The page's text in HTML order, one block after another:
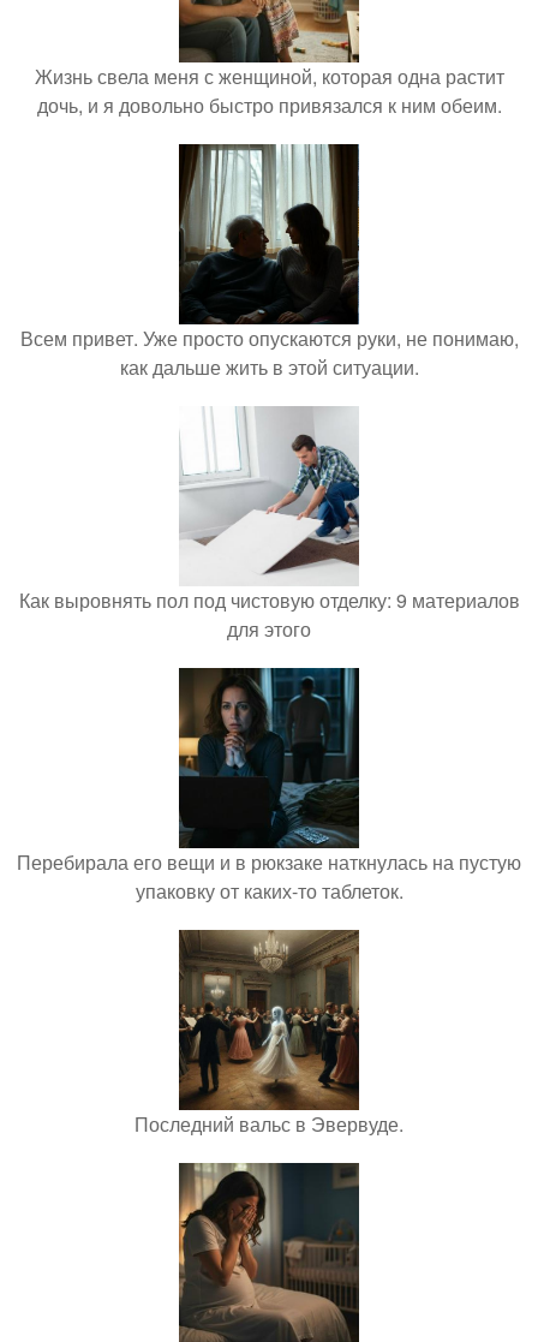
Жизнь свела меня с женщиной, которая одна растит
дочь, и я довольно быстро привязался к ним обеим.
Всем привет. Уже просто опускаются руки, не понимаю,
как дальше жить в этой ситуации.
Как выровнять пол под чистовую отделку: 9 материалов
для этого
Перебирала его вещи и в рюкзаке наткнулась на пустую
упаковку от каких-то таблеток.
Последний вальс в Эвервуде.